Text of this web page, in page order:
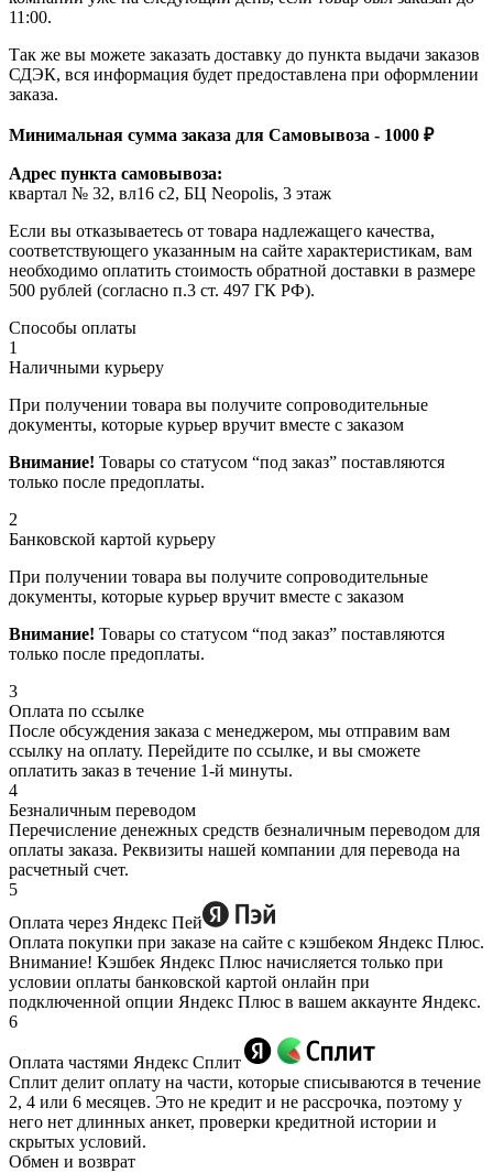
11:00.
Так же вы можете заказать доставку до пункта выдачи заказов
СДЭК, вся информация будет предоставлена при оформлении
заказа.
Минимальная сумма заказа для Самовывоза - 1000 ₽
Адрес пункта самовывоза:
квартал № 32, вл16 с2, БЦ Neopolis, 3 этаж
Если вы отказываетесь от товара надлежащего качества,
соответствующего указанным на сайте характеристикам, вам
необходимо оплатить стоимость обратной доставки в размере
500 рублей (согласно п.3 ст. 497 ГК РФ).
Способы оплаты
1
Наличными курьеру
При получении товара вы получите сопроводительные
документы, которые курьер вручит вместе с заказом
Внимание! Товары со статусом “под заказ” поставляются
только после предоплаты.
2
Банковской картой курьеру
При получении товара вы получите сопроводительные
документы, которые курьер вручит вместе с заказом
Внимание! Товары со статусом “под заказ” поставляются
только после предоплаты.
3
Оплата по ссылке
После обсуждения заказа с менеджером, мы отправим вам
ссылку на оплату. Перейдите по ссылке, и вы сможете
оплатить заказ в течение 1-й минуты.
4
Безналичным переводом
Перечисление денежных средств безналичным переводом для
оплаты заказа. Реквизиты нашей компании для перевода на
расчетный счет.
5
Оплата через Яндекс Пей
Оплата покупки при заказе на сайте с кэшбеком Яндекс Плюс.
Внимание! Кэшбек Яндекс Плюс начисляется только при
условии оплаты банковской картой онлайн при
подключенной опции Яндекс Плюс в вашем аккаунте Яндекс.
6
Оплата частями Яндекс Сплит
Сплит делит оплату на части, которые списываются в течение
2, 4 или 6 месяцев. Это не кредит и не рассрочка, поэтому у
него нет длинных анкет, проверки кредитной истории и
скрытых условий.
Обмен и возврат